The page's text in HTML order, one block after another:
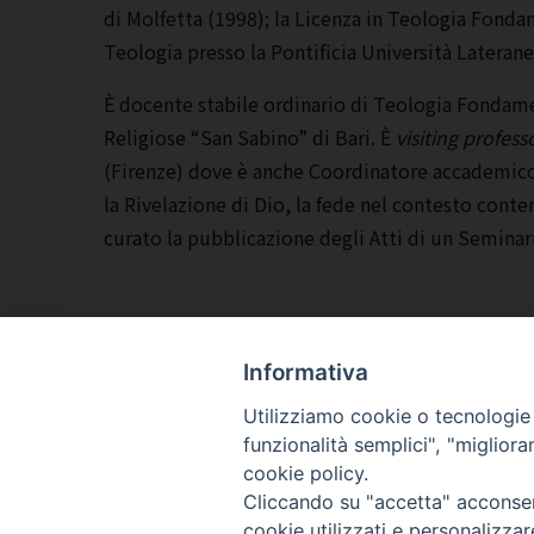
di Molfetta (1998); la Licenza in Teologia
Teologia presso la Pontificia Università
È docente stabile ordinario di Teologia
Religiose “San Sabino” di Bari. È visiting
(Firenze) dove è anche Coordinatore
la Rivelazione di Dio, la fede nel contesto
curato la pubblicazione degli Atti di un
BARLETTA
Informativa
Utilizziamo cookie o
funzionalità semplici",
cookie policy.
Cliccando su "accetta"